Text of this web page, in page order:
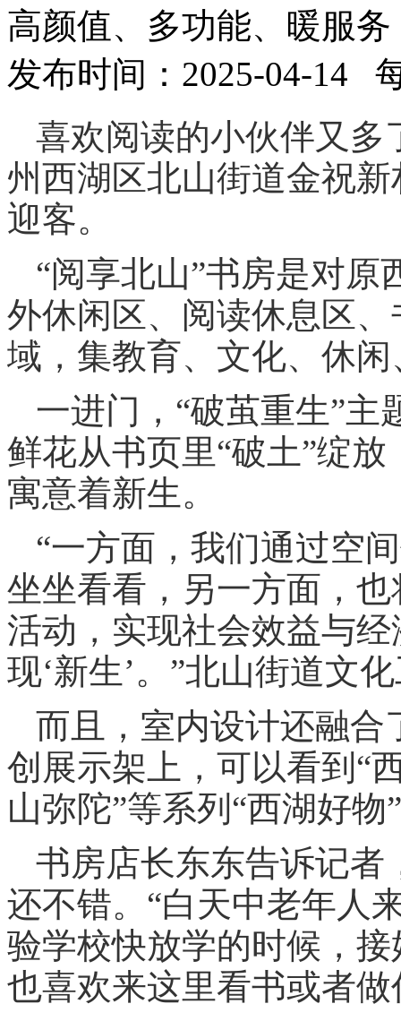
高颜值、多功能、暖服
发布时间：2025-04-14
喜欢阅读的小伙伴又多
州西湖区北山街道金祝
迎客。
“阅享北山”书房是对
外休闲区、阅读休息区
域，集教育、文化、休
一进门，“破茧重生”
鲜花从书页里“破土”绽
寓意着新生。
“一方面，我们通过空
坐坐看看，另一方面，
活动，实现社会效益与
现‘新生’。”北山街道文
而且，室内设计还融合
创展示架上，可以看到“
山弥陀”等系列“西湖好物
书房店长东东告诉记者
还不错。“白天中老年人
验学校快放学的时候，
也喜欢来这里看书或者做